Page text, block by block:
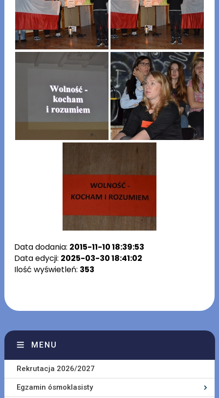
Data dodania: 2015-11-10 18:39:53
Data edycji: 2025-03-30 18:41:02
Ilość wyświetleń: 353
MENU
Rekrutacja 2026/2027
Egzamin ósmoklasisty